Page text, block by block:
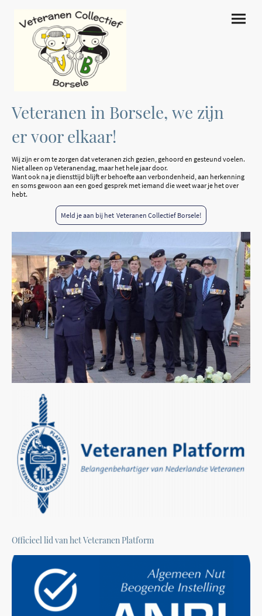
Veteranen in Borsele, we zijn
er voor elkaar!
Wij zijn er om te zorgen dat veteranen zich gezien, gehoord en gesteund voelen.
Niet alleen op Veteranendag, maar het hele jaar door.
Want ook na je diensttijd blijft er behoefte aan verbondenheid, aan herkenning
en soms gewoon aan een goed gesprek met iemand die weet waar je het over
hebt.
Meld je aan bij het Veteranen Collectief Borsele!
Officieel lid van het Veteranen Platform